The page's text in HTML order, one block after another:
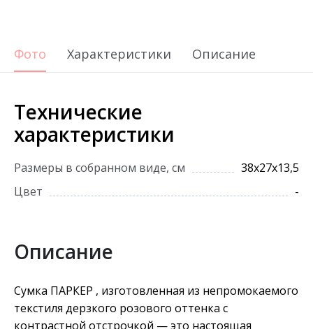
Фото Характеристики Описание
Технические
характеристики
Размеры в собранном виде, см
38х27х13,5
Цвет
-
Описание
Сумка ПАРКЕР , изготовленная из непромокаемого
текстиля дерзкого розового оттенка с
контрастной отстрочкой — это настоящая